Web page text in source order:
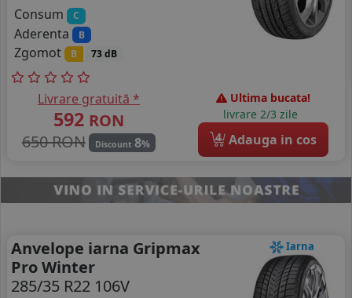
Consum C
Aderenta B
Zgomot B 73 dB
Livrare gratuită *
592 RON
650 RON
Discount 8%
Ultima bucata!
livrare 2/3 zile
4 Adauga in cos
Iarna
Anvelope iarna Gripmax
Pro Winter
285/35 R22 106V